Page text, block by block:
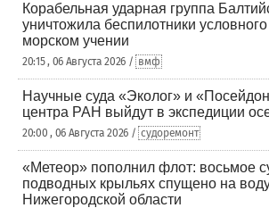
Корабельная ударная группа
уничтожила беспилотники
морском учении
20:15 , 06 Августа 2026 / вмф
Научные суда «Эколог» и
центра РАН выйдут в экспедиции
20:00 , 06 Августа 2026 / судоремонт
«Метеор» пополнил флот: восьмое
подводных крыльях спущено на
Нижегородской области